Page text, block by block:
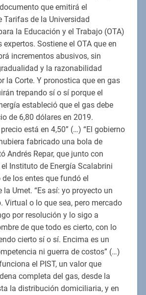
que emitirá el
Tarifas de la Universidad
la Educación y el Trabajo (OTA)
Sostiene el OTA que en
incrementos abusivos, sin
y la razonabilidad
la Corte. Y pronostica que en gas
trepando sí o sí porque el
estableció que el gas debe
de 6,80 dólares en 2019.
está en 4,50” (…) “El gobierno
fabricado una bola de
Andrés Repar, que junto con
Instituto de Energía Scalabrini
de los entes que fundó el
la Umet. “Es así: yo proyecto un
Virtual o lo que sea, pero mercado
por resolución y lo sigo a
de que todo es cierto, con lo
cierto sí o sí. Encima es un
ni guerra de costos” (…)
el PIST, un valor que
completa del gas, desde la
la distribución domiciliaria, y en